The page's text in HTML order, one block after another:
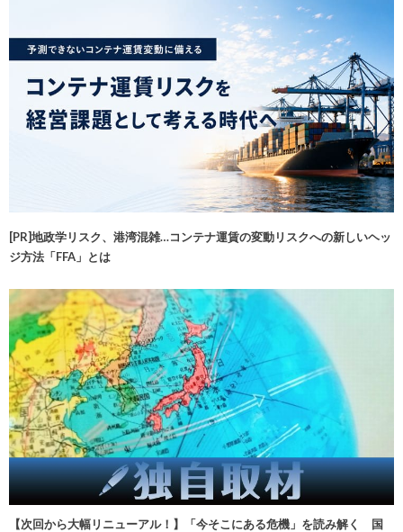
[PR]地政学リスク、港湾混雑…コンテナ運賃の変動リスクへの新しいヘッ
ジ方法「FFA」とは
【次回から大幅リニューアル！】「今そこにある危機」を読み解く 国